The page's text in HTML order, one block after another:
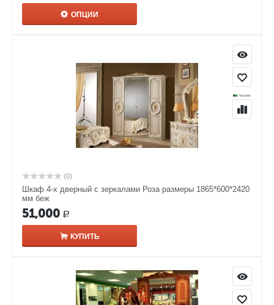
ОПЦИИ
(0)
Шкаф 4-х дверный с зеркалами Роза размеры 1865*600*2420
мм беж
51,000 Р
КУПИТЬ